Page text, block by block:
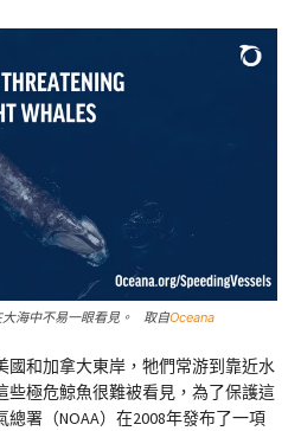
大海中不易一眼看見。 取自Oceana
國和加拿大東岸，牠們常游到靠近水
些極危鯨魚很難被看見，為了保護這
署（NOAA）在2008年發布了一項